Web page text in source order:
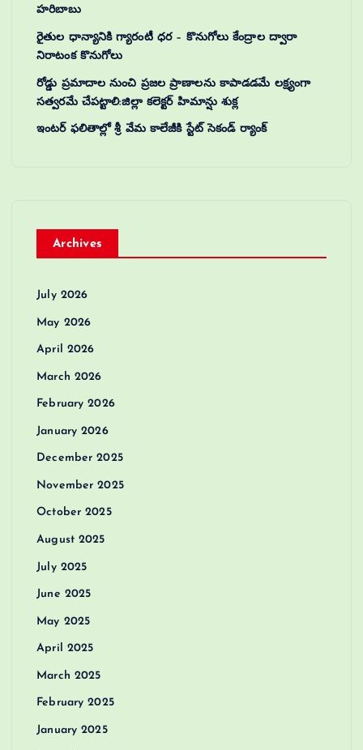
హరిబాబు
రైతుల ధాన్యానికి గ్యారంటీ ధర – కొనుగోలు కేంద్రాల ద్వారా
నిరాటంక కొనుగోలు
రోడ్డు ప్రమాదాల నుంచి ప్రజల ప్రాణాలను కాపాడడమే లక్ష్యంగా
సత్వరమే చేపట్టాలి:జిల్లా కలెక్టర్‌ హిమాన్షు శుక్ల
ఇంటర్ ఫలితాల్లో శ్రీ వేమ కాలేజీకి స్టేట్ సెకండ్ ర్యాంక్
Archives
July 2026
May 2026
April 2026
March 2026
February 2026
January 2026
December 2025
November 2025
October 2025
August 2025
July 2025
June 2025
May 2025
April 2025
March 2025
February 2025
January 2025